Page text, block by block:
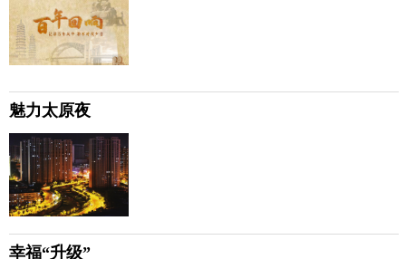
魅力太原夜
幸福“升级”